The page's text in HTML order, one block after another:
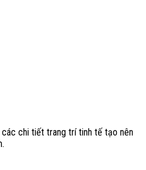
các chi tiết trang trí tinh tế tạo nên